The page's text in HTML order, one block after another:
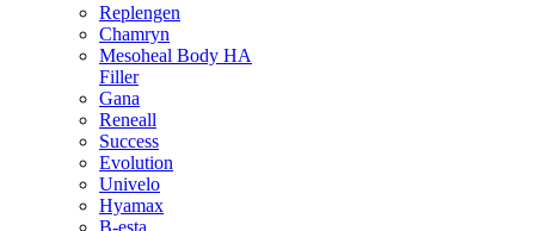
Replengen
Chamryn
Mesoheal Body HA
Filler
Gana
Reneall
Success
Evolution
Univelo
Hyamax
B-esta